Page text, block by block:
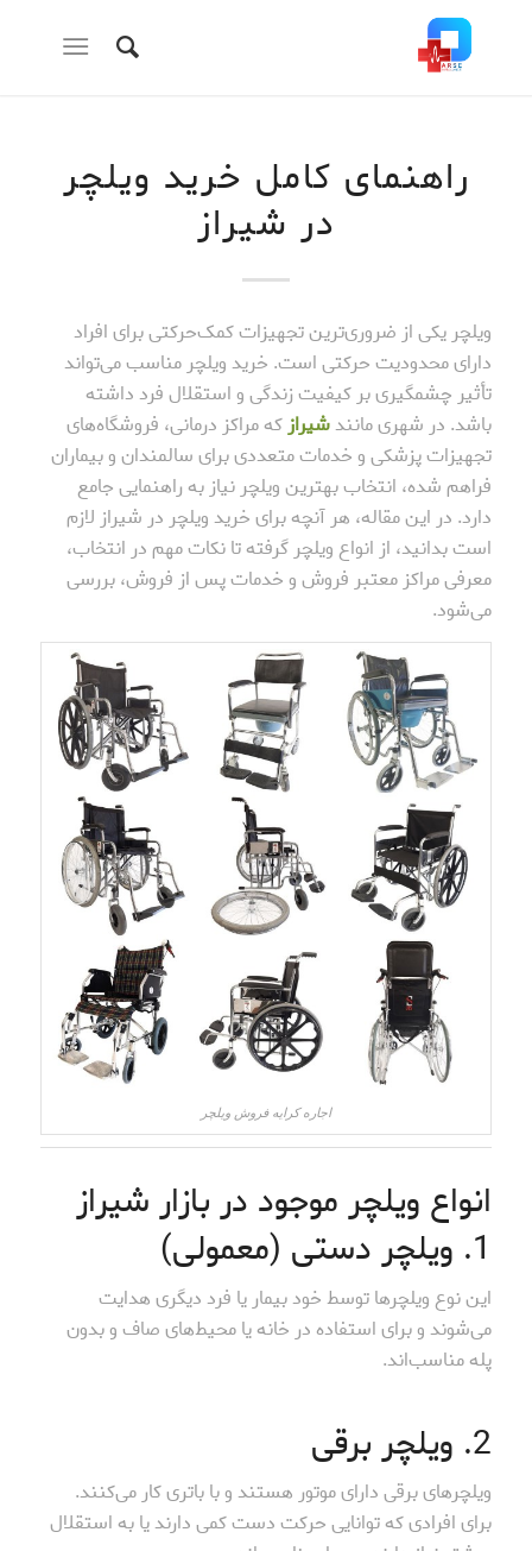
راهنمای کامل خرید ویلچر
در شیراز
ویلچر یکی از ضروری‌ترین تجهیزات کمک‌حرکتی برای افراد
دارای محدودیت حرکتی است. خرید ویلچر مناسب می‌تواند
تأثیر چشمگیری بر کیفیت زندگی و استقلال فرد داشته
باشد. در شهری مانندشیرازکه مراکز درمانی، فروشگاه‌های
تجهیزات پزشکی و خدمات متعددی برای سالمندان و بیماران
فراهم شده، انتخاب بهترین ویلچر نیاز به راهنمایی جامع
دارد. در این مقاله، هر آنچه برای خرید ویلچر در شیراز لازم
است بدانید، از انواع ویلچر گرفته تا نکات مهم در انتخاب،
معرفی مراکز معتبر فروش و خدمات پس از فروش، بررسی
می‌شود.
اجاره کرایه فروش ویلچر
انواع ویلچر موجود در بازار شیراز
1. ویلچر دستی (معمولی)
این نوع ویلچر‌ها توسط خود بیمار یا فرد دیگری هدایت
می‌شوند و برای استفاده در خانه یا محیط‌های صاف و بدون
پله مناسب‌اند.
2. ویلچر برقی
ویلچرهای برقی دارای موتور هستند و با باتری کار می‌کنند.
برای افرادی که توانایی حرکت دست کمی دارند یا به استقلال